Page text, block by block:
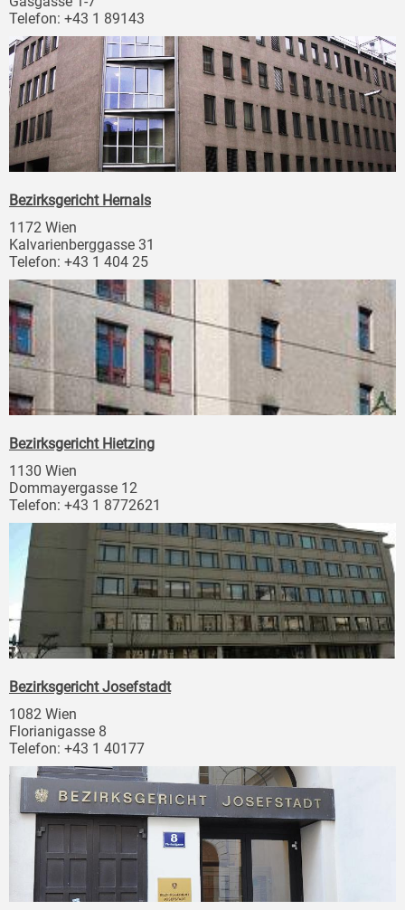
Telefon: +43 1 89143
Bezirksgericht Hernals
1172 Wien
Kalvarienberggasse 31
Telefon: +43 1 404 25
Bezirksgericht Hietzing
1130 Wien
Dommayergasse 12
Telefon: +43 1 8772621
Bezirksgericht Josefstadt
1082 Wien
Florianigasse 8
Telefon: +43 1 40177